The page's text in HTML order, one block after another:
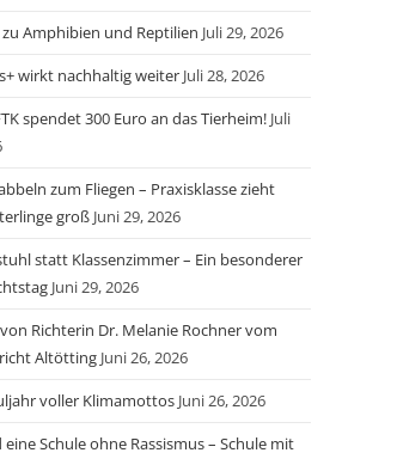
Amphibien und Reptilien Juli 29, 2026
wirkt nachhaltig weiter Juli 28, 2026
spendet 300 Euro an das Tierheim! Juli
zum Fliegen – Praxisklasse zieht
groß Juni 29, 2026
statt Klassenzimmer – Ein besonderer
Juni 29, 2026
Richterin Dr. Melanie Rochner vom
Altötting Juni 26, 2026
voller Klimamottos Juni 26, 2026
eine Schule ohne Rassismus – Schule mit